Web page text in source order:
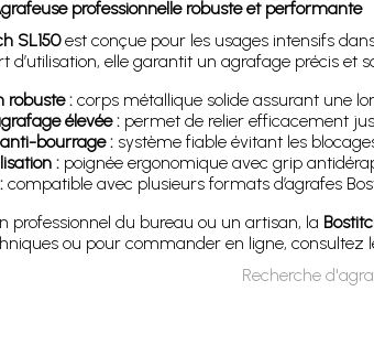
professionnelle robuste et performante
SL150est conçue pour les usages intensifs
d’utilisation, elle garantit un agrafage précis et
robuste :corps métallique solide assurant une
élevée :permet de relier efficacement
bourrage :système fiable évitant les
:poignée ergonomique avec grip
compatible avec plusieurs formats d’agrafes
professionnel du bureau ou un artisan, la
ou pour commander en ligne, consultez
Recherche